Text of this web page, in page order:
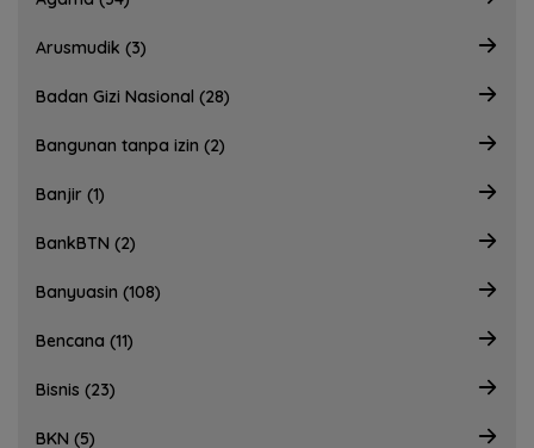
Arusmudik (3)
Badan Gizi Nasional (28)
Bangunan tanpa izin (2)
Banjir (1)
BankBTN (2)
Banyuasin (108)
Bencana (11)
Bisnis (23)
BKN (5)